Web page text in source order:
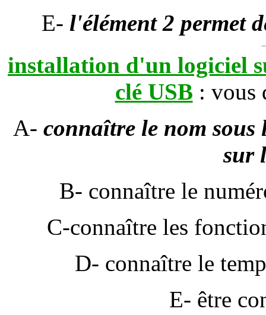
E- l'élément 2 permet
installation d'un logiciel
clé USB : vous
A- connaître le nom sous
sur
B- connaître le
C-connaître les
D- connaître le
E- être